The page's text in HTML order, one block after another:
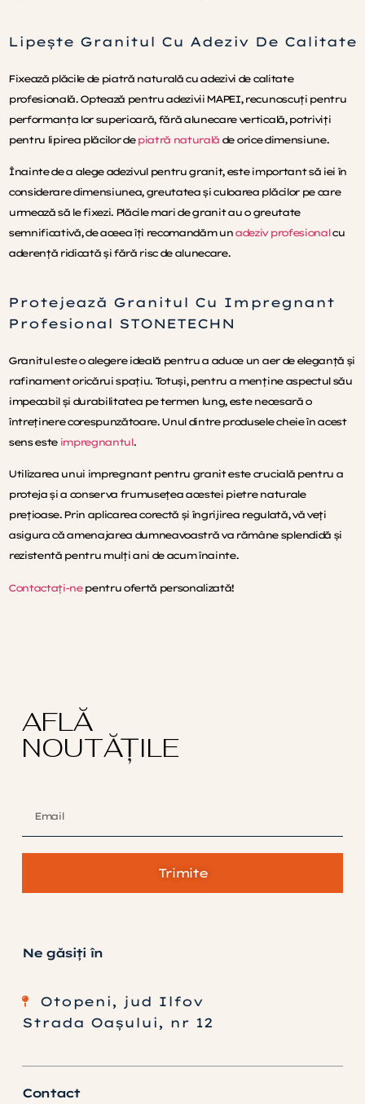
Lipește Granitul Cu Adeziv De Calitate
Fixează plăcile de piatră naturală cu adezivi de calitate
profesională. Optează pentru adezivii MAPEI, recunoscuți pentru
performanța lor superioară, fără alunecare verticală, potriviți
pentru lipirea plăcilor de piatră naturală de orice dimensiune.
Înainte de a alege adezivul pentru granit, este important să iei în
considerare dimensiunea, greutatea și culoarea plăcilor pe care
urmează să le fixezi. Plăcile mari de granit au o greutate
semnificativă, de aceea îți recomandăm un adeziv profesionalcu
aderență ridicată și fără risc de alunecare.
Protejează Granitul Cu Impregnant
Profesional STONETECHN
Granitul este o alegere ideală pentru a aduce un aer de eleganță și
rafinament oricărui spațiu. Totuși, pentru a menține aspectul său
impecabil și durabilitatea pe termen lung, este necesară o
întreținere corespunzătoare. Unul dintre produsele cheie în acest
sens este impregnantul.
Utilizarea unui impregnant pentru granit este crucială pentru a
proteja și a conserva frumusețea acestei pietre naturale
prețioase. Prin aplicarea corectă și îngrijirea regulată, vă veți
asigura că amenajarea dumneavoastră va rămâne splendidă și
rezistentă pentru mulți ani de acum înainte.
Contactați-nepentru ofertă personalizată!
AFLĂ
NOUTĂȚILE
Trimite
Contact
Ne găsiți în
Otopeni, jud Ilfov
Strada Oașului, nr 12